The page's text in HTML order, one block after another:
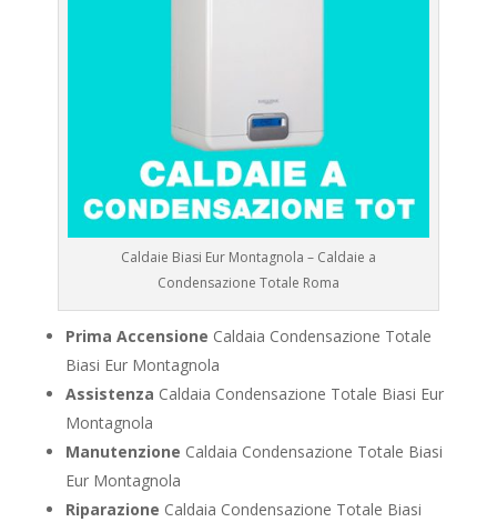
Caldaie Biasi Eur Montagnola – Caldaie a
Condensazione Totale Roma
Prima Accensione Caldaia Condensazione Totale
Biasi Eur Montagnola
Assistenza Caldaia Condensazione Totale Biasi Eur
Montagnola
Manutenzione Caldaia Condensazione Totale Biasi
Eur Montagnola
Riparazione Caldaia Condensazione Totale Biasi